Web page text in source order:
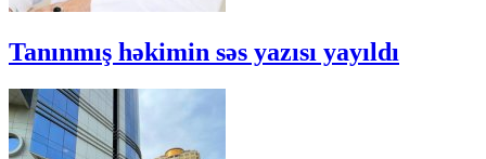
Tanınmış həkimin səs yazısı yayıldı